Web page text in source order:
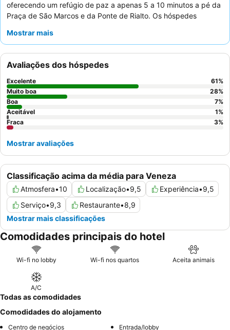
oferecendo um refúgio de paz a apenas 5 a 10 minutos a pé da
Praça de São Marcos e da Ponte de Rialto. Os hóspedes
hotel, destacando uma equipa profissional e genuinamente
variado e de alta qualidade, com produtos frescos e caseiros.
Para uma experiência veneziana verdadeiramente autêntica,
considere reservar um quarto com um charmoso estilo
veneziano e casa de banho moderna.
Mostrar mais
Classificação acima da média para Veneza
Atmosfera•10 Localização•9,5 Experiência•9,5
Serviço•9,3 Restaurante•8,9
Mostrar mais classificações
Avaliações dos hóspedes
Excelente 61%
Muito boa
28%
Boa
7%
Aceitável
1%
Fraca
3%
Mostrar avaliações
Comodidades principais do hotel
Wi-fi no lobby Wi-fi nos quartos Aceita animais
A/C
Todas as comodidades
Comodidades do alojamento
Centro de negócios Entrada/lobby